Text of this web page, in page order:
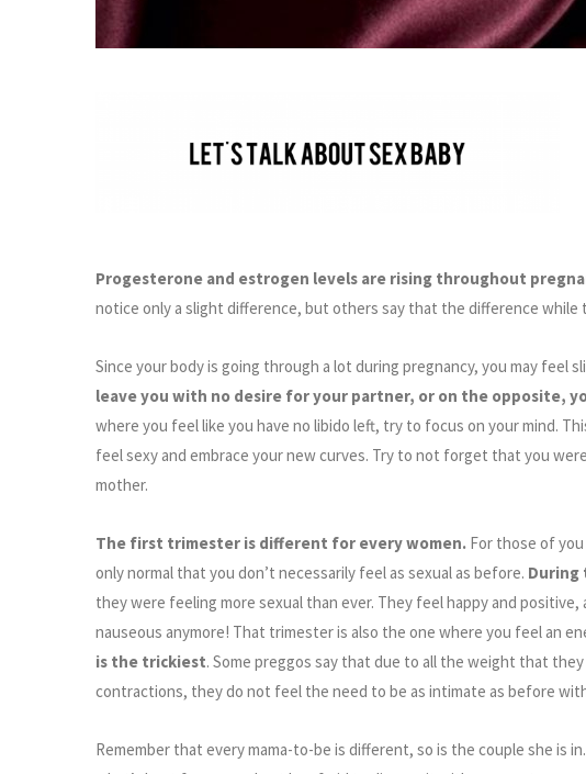
Progesterone and estrogen levels are rising throughout
notice only a slight difference, but others say that the difference while
Since your body is going through a lot during pregnancy, you may feel
leave you with no desire for your partner, or on the opposite,
where you feel like you have no libido left, try to focus on your mind.
feel sexy and embrace your new curves. Try to not forget that you
mother.
The first trimester is different for every women. For those of
only normal that you don’t necessarily feel as sexual as before. During
they were feeling more sexual than ever. They feel happy and
nauseous anymore! That trimester is also the one where you feel an
is the trickiest. Some preggos say that due to all the weight that
contractions, they do not feel the need to be as intimate as before
Remember that every mama-to-be is different, so is the couple she is